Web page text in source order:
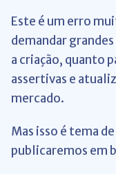
Este é um erro
demandar
a criação, quanto
assertivas e
mercado.
Mas isso é tema
publicaremos em